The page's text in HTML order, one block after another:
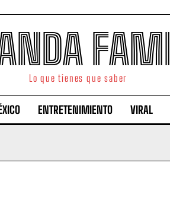
Lo que tienes que saber
ENTRETENIMIENTO VIRAL